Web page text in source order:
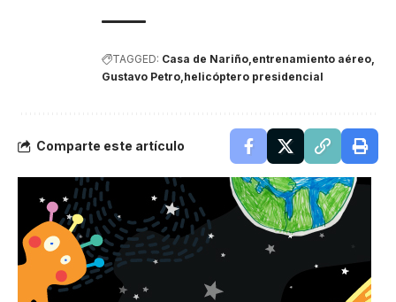
TAGGED: Casa de Nariño entrenamiento aéreo
Gustavo Petro helicóptero presidencial
Comparte este artículo